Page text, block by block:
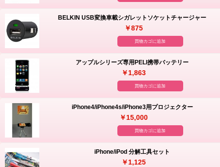
BELKIN USB変換車載シガレットソケットチャージャー
￥875
買物カゴに追加
アップルシリーズ専用PELI携帯バッテリー
￥1,863
買物カゴに追加
iPhone4/iPhone4s/iPhone3用プロジェクター
￥15,000
買物カゴに追加
iPhone/iPod 分解工具セット
￥1,125